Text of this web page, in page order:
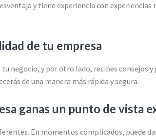
y tiene experiencia con
de tu empresa
negocio, y por otro lado, recibes consejos
de una manera más rápida y segura.
ganas un punto de vista
En momentos complicados, puede